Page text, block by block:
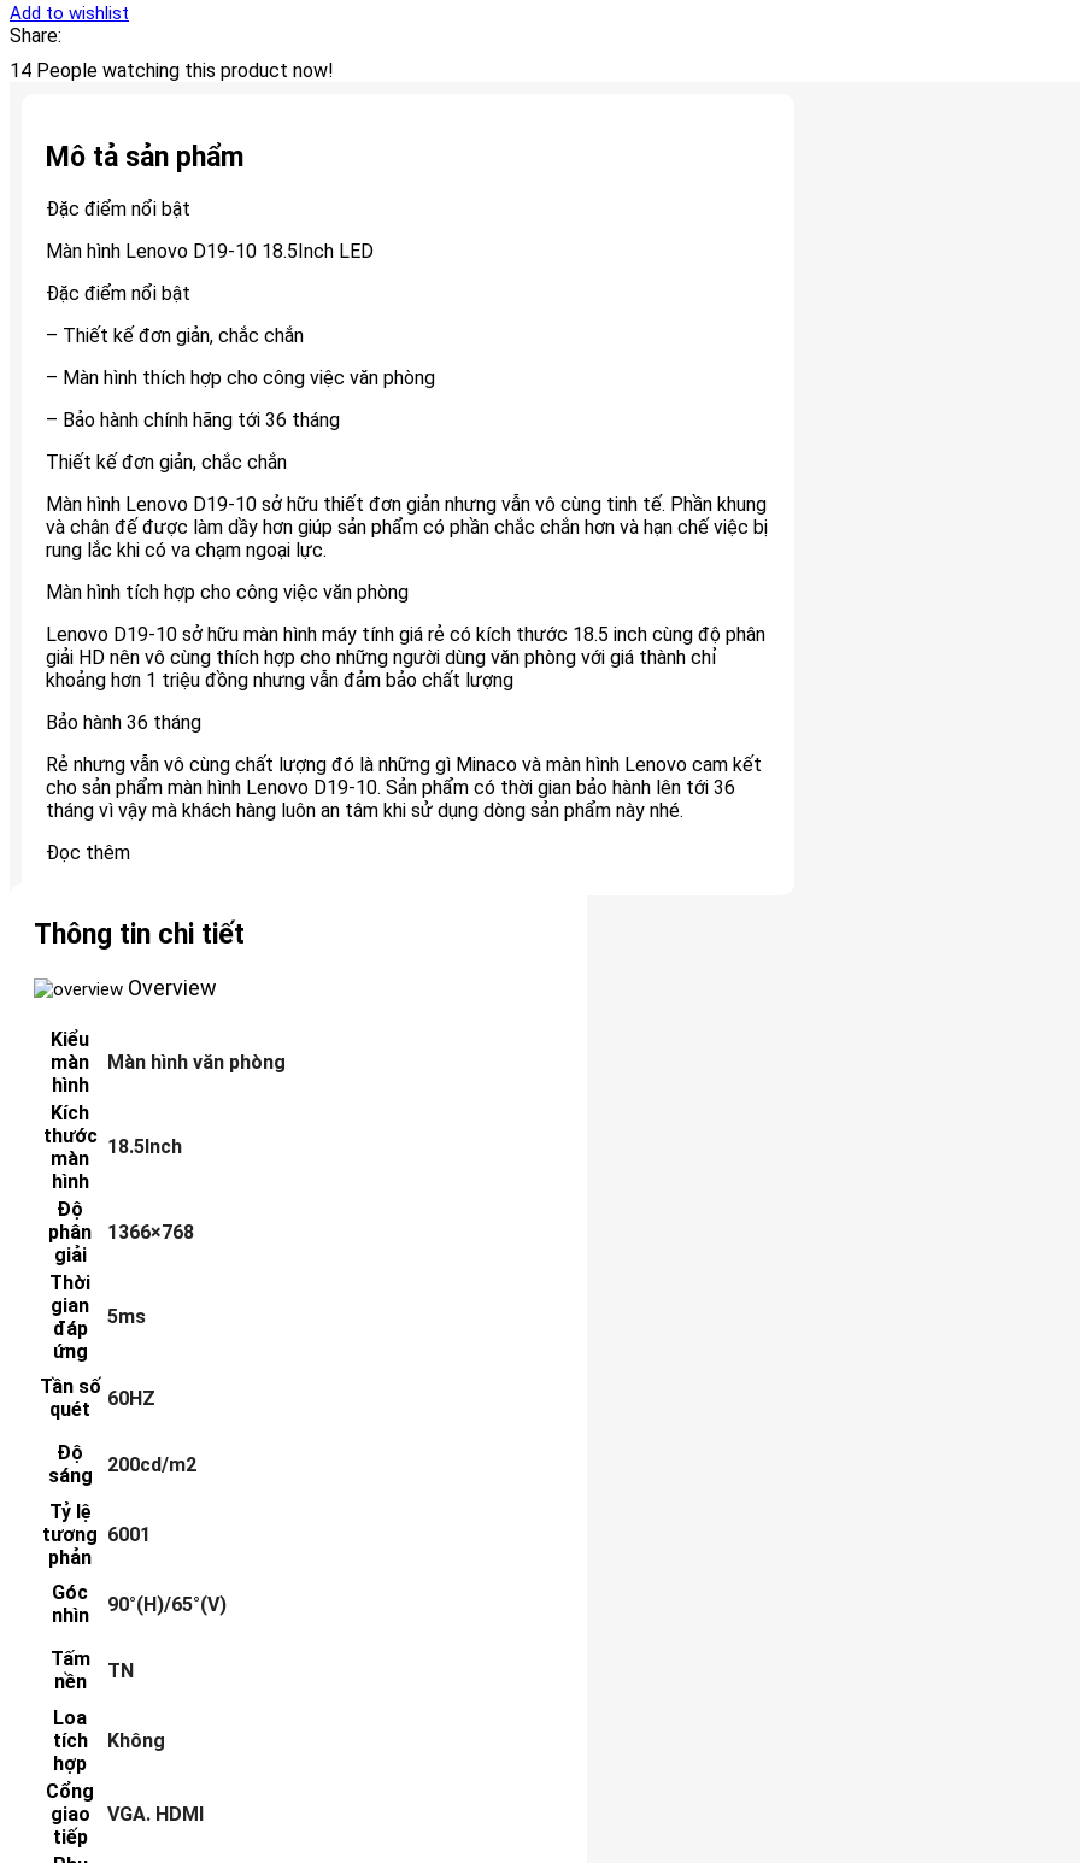
Add to wishlist
Share:
14 People watching this product now!
Mô tả sản phẩm
Đặc điểm nổi bật
Màn hình Lenovo D19-10 18.5Inch LED
Đặc điểm nổi bật
– Thiết kế đơn giản, chắc chắn
– Màn hình thích hợp cho công việc văn phòng
– Bảo hành chính hãng tới 36 tháng
Thiết kế đơn giản, chắc chắn
Màn hình Lenovo D19-10 sở hữu thiết đơn giản nhưng vẫn vô cùng tinh tế. Phần khung
và chân đế được làm dầy hơn giúp sản phẩm có phần chắc chắn hơn và hạn chế việc bị
rung lắc khi có va chạm ngoại lực.
Màn hình tích hợp cho công việc văn phòng
Lenovo D19-10 sở hữu màn hình máy tính giá rẻ có kích thước 18.5 inch cùng độ phân
giải HD nên vô cùng thích hợp cho những người dùng văn phòng với giá thành chỉ
khoảng hơn 1 triệu đồng nhưng vẫn đảm bảo chất lượng
Bảo hành 36 tháng
Rẻ nhưng vẫn vô cùng chất lượng đó là những gì Minaco và màn hình Lenovo cam kết
cho sản phẩm màn hình Lenovo D19-10. Sản phẩm có thời gian bảo hành lên tới 36
tháng vì vậy mà khách hàng luôn an tâm khi sử dụng dòng sản phẩm này nhé.
Đọc thêm
Thông tin chi tiết
Overview
Kiểu
màn
hình
Màn hình văn phòng
Kích
thước
màn
hình
18.5Inch
Độ
phân
giải
1366×768
Thời
gian
đáp
ứng
5ms
Tần số
quét
60HZ
Độ
sáng
200cd/m2
Tỷ lệ
tương
phản
6001
Góc
nhìn
90°(H)/65°(V)
Tấm
nền
TN
Loa
tích
hợp
Không
Cổng
giao
tiếp
VGA. HDMI